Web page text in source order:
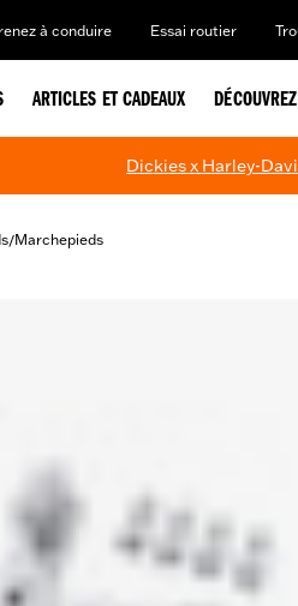
à conduire Essai routier
ARTICLES ET CADEAUX
Dickies x Harley-
/Marchepieds